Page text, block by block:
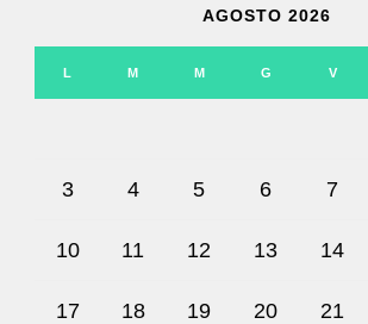
AGOSTO 2026
L M M G V
3 4 5 6 7
10 11 12 13 14
17 18 19 20 21